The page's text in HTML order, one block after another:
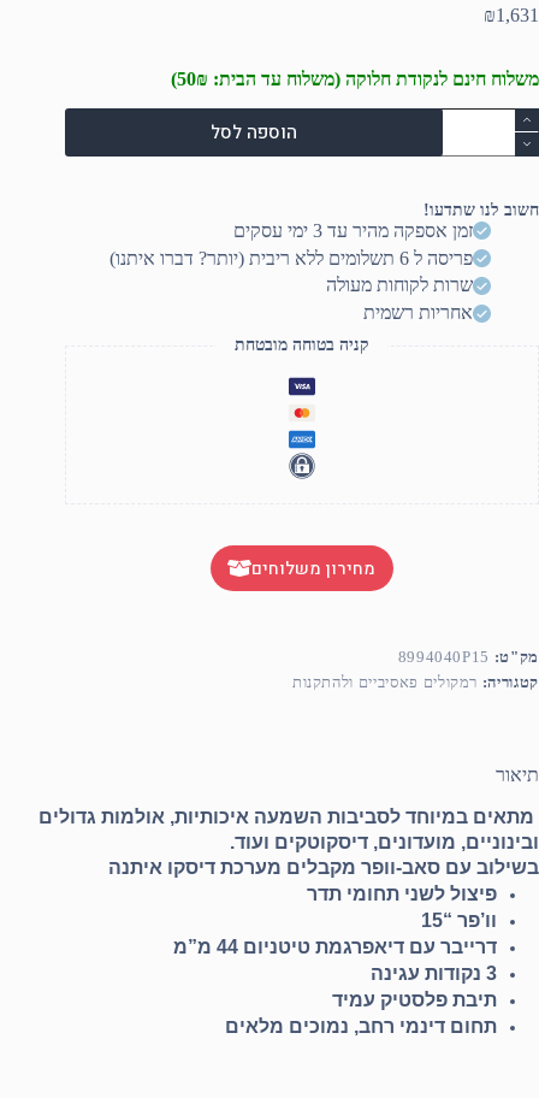
₪1,631
משלוח חינם לנקודת חלוקה (משלוח עד הבית: 50₪)
כמות
של
רמקול
500
הוספה לסל
חשוב לנו שתדעו!
זמן אספקה מהיר עד 3 ימי עסקים
פריסה ל 6 תשלומים ללא ריבית (יותר? דברו איתנו)
שרות לקוחות מעולה
אחריות רשמית
קניה בטוחה מובטחת
מחירון משלוחים
מק"ט: 8994040P15
קטגוריה: רמקולים פאסיביים ולהתקנות
תיאור
מתאים במיוחד לסביבות השמעה איכותיות, אולמות גדולים
ובינוניים, מועדונים, דיסקוטקים ועוד.
בשילוב עם סאב-וופר מקבלים מערכת דיסקו איתנה
פיצול לשני תחומי תדר
וו’פר “15
דרייבר עם דיאפרגמת טיטניום 44 מ”מ
3 נקודות עגינה
תיבת פלסטיק עמיד
תחום דינמי רחב, נמוכים מלאים